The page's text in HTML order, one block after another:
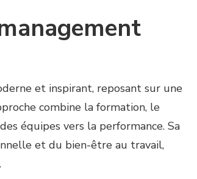
et inspirant, reposant sur une
combine la formation, le
équipes vers la performance. Sa
et du bien-être au travail,